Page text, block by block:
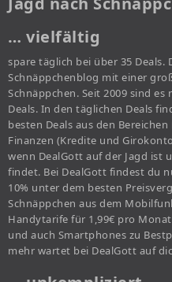
… vielfältig
spare täglich bei über 35 Deals.
Schnäppchenblog mit einer
Schnäppchen. Seit 2009 sind
Deals. In den täglichen Deals
besten Deals aus den
Finanzen (Kredite und
wenn DealGott auf der Jagd ist
findet. Bei DealGott findest du
10% unter dem besten
Schnäppchen aus dem
Handytarife für 1,99€ pro
und auch Smartphones zu
mehr wartet bei DealGott auf